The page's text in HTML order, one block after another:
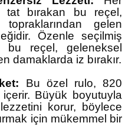
tat bırakan bu reçel,
topraklarından gelen
Özenle seçilmiş
bu reçel, geleneksel
damaklarda iz bırakır.
Bu özel rulo, 820
Büyük boyutuyla
korur, böylece
için mükemmel bir